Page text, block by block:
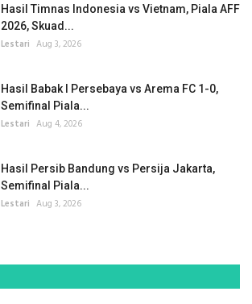
Hasil Timnas Indonesia vs Vietnam, Piala AFF
2026, Skuad...
Lestari Aug 3, 2026
Hasil Babak I Persebaya vs Arema FC 1-0,
Semifinal Piala...
Lestari Aug 4, 2026
Hasil Persib Bandung vs Persija Jakarta,
Semifinal Piala...
Lestari Aug 3, 2026